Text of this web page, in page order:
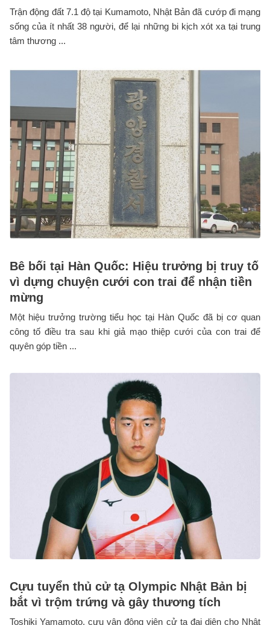
Trận động đất 7.1 độ tại Kumamoto, Nhật Bản đã cướp đi mạng
sống của ít nhất 38 người, để lại những bi kịch xót xa tại trung
tâm thương ...
Bê bối tại Hàn Quốc: Hiệu trưởng bị truy tố
vì dựng chuyện cưới con trai để nhận tiền
mừng
Một hiệu trưởng trường tiểu học tại Hàn Quốc đã bị cơ quan
công tố điều tra sau khi giả mạo thiệp cưới của con trai để
quyên góp tiền ...
Cựu tuyển thủ cử tạ Olympic Nhật Bản bị
bắt vì trộm trứng và gây thương tích
Toshiki Yamamoto, cựu vận động viên cử tạ đại diện cho Nhật